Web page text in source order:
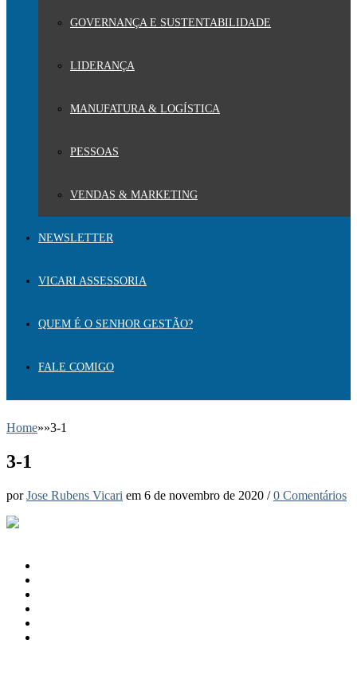
GOVERNANÇA E SUSTENTABILIDADE
LIDERANÇA
MANUFATURA & LOGÍSTICA
PESSOAS
VENDAS & MARKETING
NEWSLETTER
VICARI ASSESSORIA
QUEM É O SENHOR GESTÃO?
FALE COMIGO
Home»»3-1
3-1
porJose Rubens Vicari em 6 de novembro de 2020 /0 Comentários